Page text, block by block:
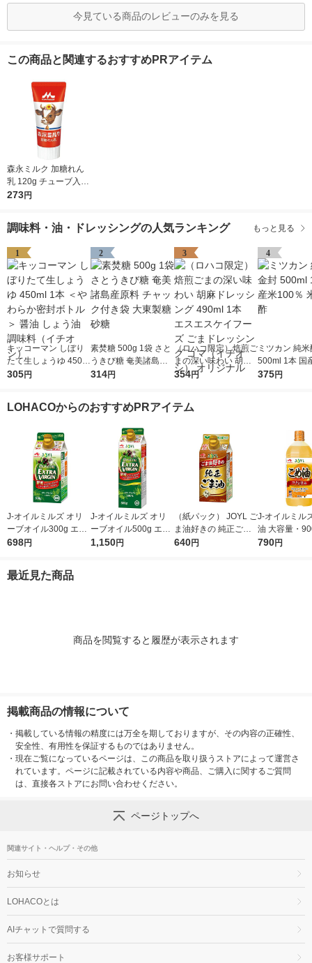
今見ている商品のレビューのみを見る
この商品と関連するおすすめPRアイテム
森永ミルク 加糖れん
乳 120g チューブ入 1
個 練乳 コンデンスミ
273円
調味料・油・ドレッシングの人気ランキング もっと見る
1
キッコーマン しぼり
たて生しょうゆ 450m
l 1本 ＜やわらか密封
シ）
305円
2
素焚糖 500g 1袋 さと
うきび糖 奄美諸島産
原料 チャック付き袋
314円
3
（ロハコ限定）焙煎ご
まの深い味わい 胡麻
ドレッシング 490ml 1
ゴマ（イチオシ） オ
354円
4
ミツカン 純
500ml 1本 国
0％ 米酢 食酢
375円
LOHACOからのおすすめPRアイテム
J-オイルミルズ オリ
ーブオイル300g エキ
ストラバージン スペ
L
698円
J-オイルミルズ オリ
ーブオイル500g エキ
ストラバージン スペ
1,150円
（紙パック） JOYL ご
ま油好きの 純正ごま
油 300g 1本 味の素 J-
640円
J-オイルミル
油 大容量・
ト 1本 JOYL
790円
最近見た商品
商品を閲覧すると履歴が表示されます
掲載商品の情報について
・ 掲載している情報の精度には万全を期しておりますが、その内容の正確性、
安全性、有用性を保証するものではありません。
・ 現在ご覧になっているページは、この商品を取り扱うストアによって運営さ
れています。ページに記載されている内容や商品、ご購入に関するご質問
は、直接各ストアにお問い合わせください。
ページトップへ
関連サイト・ヘルプ・その他
お知らせ
LOHACOとは
AIチャットで質問する
お客様サポート